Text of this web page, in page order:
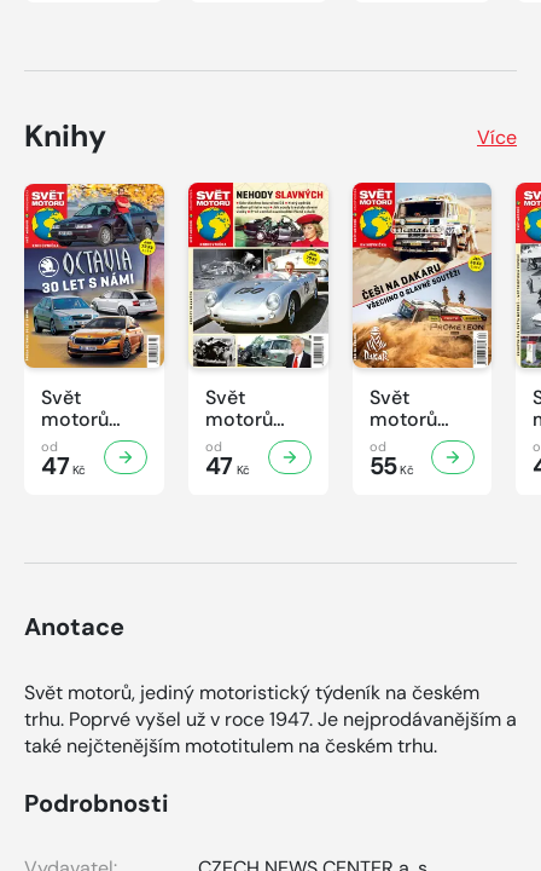
Knihy Více
Svět
motorů
Knihovnička
2/2026
od
47 Kč
Svět
motorů
Knihovnička
1/2026
od
47 Kč
Svět
motorů
Knihovnička
4/2025
od
55Kč
Anotace
Svět motorů, jediný motoristický týdeník na českém
trhu. Poprvé vyšel už v roce 1947. Je nejprodávanějším a
také nejčtenějším mototitulem na českém trhu.
Podrobnosti